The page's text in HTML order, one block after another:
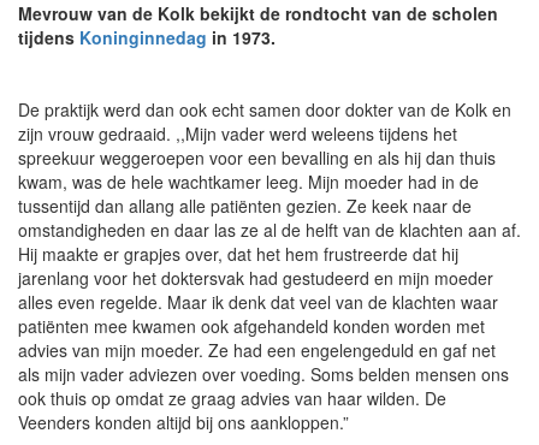
Mevrouw van de Kolk bekijkt de rondtocht van de scholen
tijdens Koninginnedag in 1973.
De praktijk werd dan ook echt samen door dokter van de Kolk en
zijn vrouw gedraaid. ,,Mijn vader werd weleens tijdens het
spreekuur weggeroepen voor een bevalling en als hij dan thuis
kwam, was de hele wachtkamer leeg. Mijn moeder had in de
tussentijd dan allang alle patiënten gezien. Ze keek naar de
omstandigheden en daar las ze al de helft van de klachten aan af.
Hij maakte er grapjes over, dat het hem frustreerde dat hij
jarenlang voor het doktersvak had gestudeerd en mijn moeder
alles even regelde. Maar ik denk dat veel van de klachten waar
patiënten mee kwamen ook afgehandeld konden worden met
advies van mijn moeder. Ze had een engelengeduld en gaf net
als mijn vader adviezen over voeding. Soms belden mensen ons
ook thuis op omdat ze graag advies van haar wilden. De
Veenders konden altijd bij ons aankloppen.”